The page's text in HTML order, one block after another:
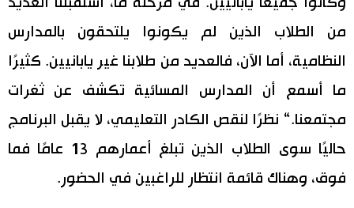
من الطلاب الذين لم يكونوا يلتحقون بالمدارس
النظامية، أما الآن، فالعديد من طلابنا غير يابانيين. كثيرًا
ما أسمع أن المدارس المسائية تكشف عن ثغرات
مجتمعنا.“ نظرًا لنقص الكادر التعليمي، لا يقبل البرنامج
حاليًا سوى الطلاب الذين تبلغ أعمارهم 13 عامًا فما
فوق، وهناك قائمة انتظار للراغبين في الحضور.